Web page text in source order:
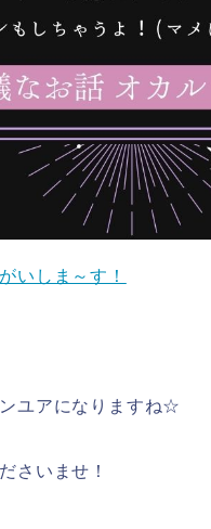
いしま～す！
ユアになりますね☆
さいませ！